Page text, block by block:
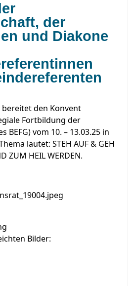
der
und Diakone
den Konvent
Fortbildung der
BEFG) vom 10. – 13.03.25 in
lautet: STEH AUF & GEH
ZUM HEIL WERDEN.
Bilder: